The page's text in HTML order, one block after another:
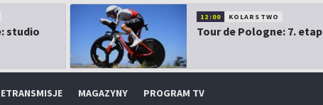
studio
12:00 KOLARSTWO
Tour de Pologne: 7. etap
MAGAZYNY PROGRAM TV